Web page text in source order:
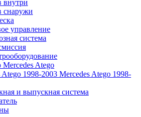
внутри
снаружи
управление
система
Mercedes Atego
Mercedes Atego 1998-
и выпускная система